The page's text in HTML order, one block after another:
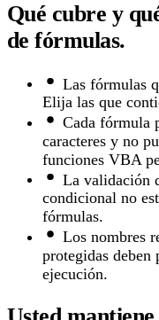
Qué cubre y
de fórmulas.
Las fórmulas
Elija las que
Cada fórmula
caracteres y no
funciones VBA
La validación
condicional no
fórmulas.
Los nombres
protegidas deben
ejecución.